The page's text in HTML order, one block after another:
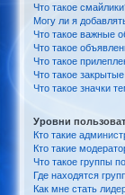
Что такое
Могу ли я
Что такое важные
Что такое
Что такое
Что такое
Что такое значки
Уровни
Кто такие
Кто такие
Что такое группы
Где находятся
Как мне стать